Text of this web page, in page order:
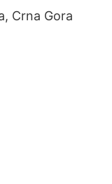
Crna Gora